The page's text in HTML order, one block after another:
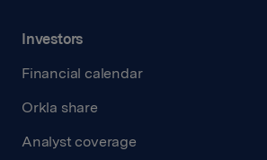
Investors
Financial calendar
Orkla share
Analyst coverage